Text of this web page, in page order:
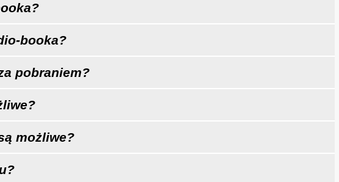
booka?
pobraniem?
możliwe?